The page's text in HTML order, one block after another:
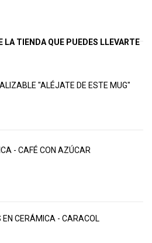
LA TIENDA QUE PUEDES LLEVARTE
"ALÉJATE DE ESTE MUG"
- CAFÉ CON AZÚCAR
EN CERÁMICA - CARACOL